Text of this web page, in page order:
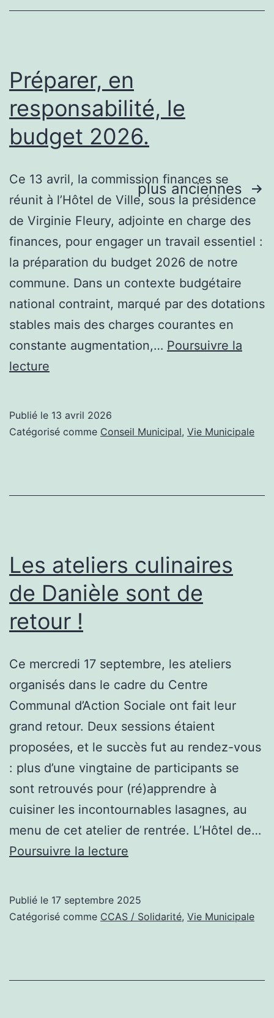
Préparer, en
responsabilité, le
budget 2026.
Ce 13 avril, la commission finances se
réunit à l’Hôtel de Ville, sous la présidence
de Virginie Fleury, adjointe en charge des
finances, pour engager un travail essentiel :
la préparation du budget 2026 de notre
commune. Dans un contexte budgétaire
national contraint, marqué par des dotations
stables mais des charges courantes en
constante augmentation,… Poursuivre la
lecture
le
Publié le 13 avril 2026
Catégorisé comme Conseil Municipal, Vie Municipale
Les ateliers culinaires
de Danièle sont de
retour !
Ce mercredi 17 septembre, les ateliers
organisés dans le cadre du Centre
Communal d’Action Sociale ont fait leur
grand retour. Deux sessions étaient
proposées, et le succès fut au rendez-vous
: plus d’une vingtaine de participants se
sont retrouvés pour (ré)apprendre à
cuisiner les incontournables lasagnes, au
menu de cet atelier de rentrée. L’Hôtel de…
Poursuivre la lecture
de
Publié le 17 septembre 2025
Catégorisé comme CCAS / Solidarité, Vie Municipale
plus anciennes